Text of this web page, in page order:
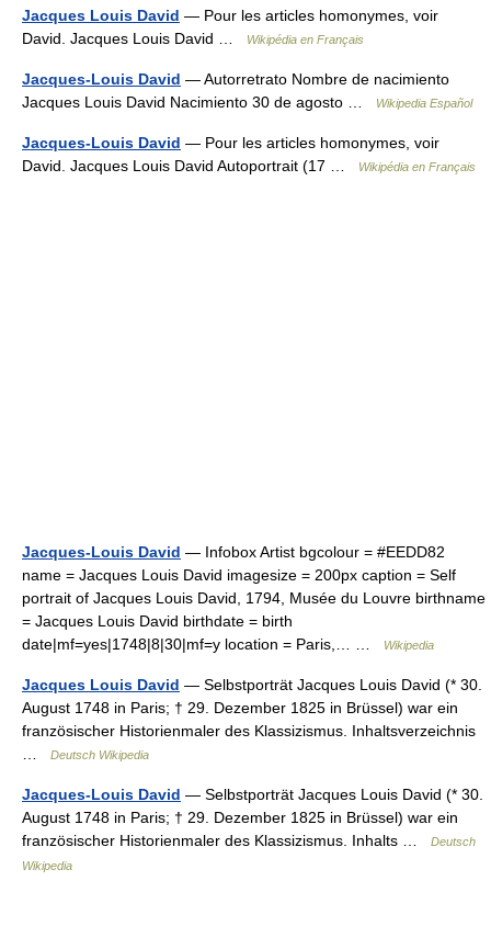
Jacques Louis David — Pour les articles homonymes, voir
David. Jacques Louis David …
Wikipédia en Français
Jacques-Louis David — Autorretrato Nombre de nacimiento
Jacques Louis David Nacimiento 30 de agosto …
Wikipedia Español
Jacques-Louis David — Pour les articles homonymes, voir
David. Jacques Louis David Autoportrait (17 …
Wikipédia en Français
Jacques-Louis David — Infobox Artist bgcolour = #EEDD82
name = Jacques Louis David imagesize = 200px caption = Self
portrait of Jacques Louis David, 1794, Musée du Louvre birthname
= Jacques Louis David birthdate = birth
date|mf=yes|1748|8|30|mf=y location = Paris,… …
Wikipedia
Jacques Louis David — Selbstporträt Jacques Louis David (* 30.
August 1748 in Paris; † 29. Dezember 1825 in Brüssel) war ein
französischer Historienmaler des Klassizismus. Inhaltsverzeichnis
Deutsch Wikipedia
Jacques-Louis David — Selbstporträt Jacques Louis David (* 30.
August 1748 in Paris; † 29. Dezember 1825 in Brüssel) war ein
französischer Historienmaler des Klassizismus. Inhalts …
Deutsch
Wikipedia